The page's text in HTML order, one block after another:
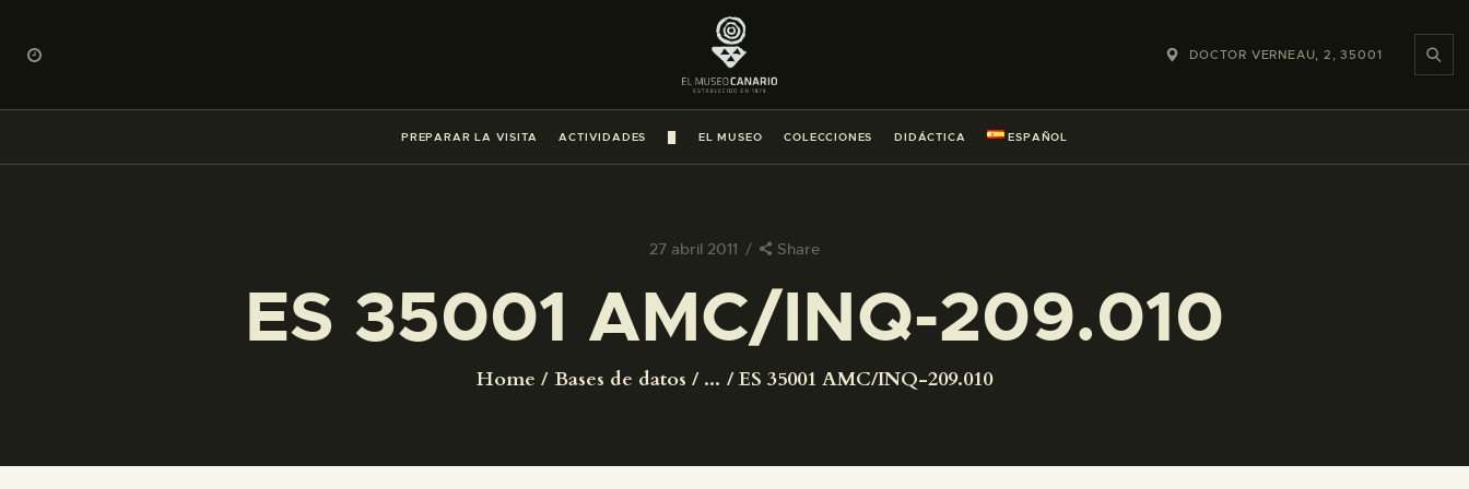
DOCTOR VERNEAU, 2, 35001
PREPARAR LA VISITA ACTIVIDADES EL MUSEO COLECCIONES DIDÁCTICA ESPAÑOL
27 abril 2011 Share
ES 35001 AMC/INQ-209.010
Home Bases de datos ... ES 35001 AMC/INQ-209.010
PREPARAR LA VISITA
ACTIVIDADES
█
COLECCIONES
DIDÁCTICA